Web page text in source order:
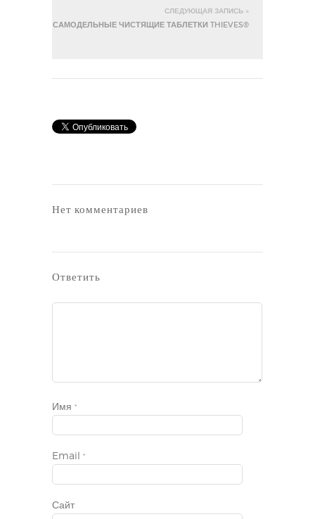
СЛЕДУЮЩАЯ ЗАПИСЬ »
САМОДЕЛЬНЫЕ ЧИСТЯЩИЕ ТАБЛЕТКИ THIEVES®
Нет комментариев
Ответить
Имя *
Email *
Сайт